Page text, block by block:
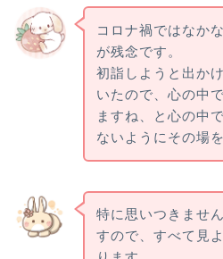
コロナ禍ではなか
が残念です。
初詣しようと出か
いたので、心の中
ますね、と心の中
ないようにその場
特に思いつきませ
すので、すべて見